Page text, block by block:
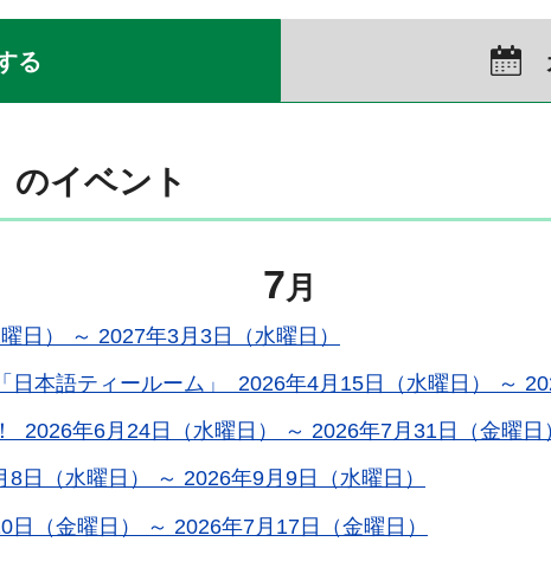
る
のイベント
7月
） ～ 2027年3月3日（水曜日）
本語ティールーム」 2026年4月15日（水曜日） ～
2026年6月24日（水曜日） ～ 2026年7月31日（金曜日
日（水曜日） ～ 2026年9月9日（水曜日）
（金曜日） ～ 2026年7月17日（金曜日）